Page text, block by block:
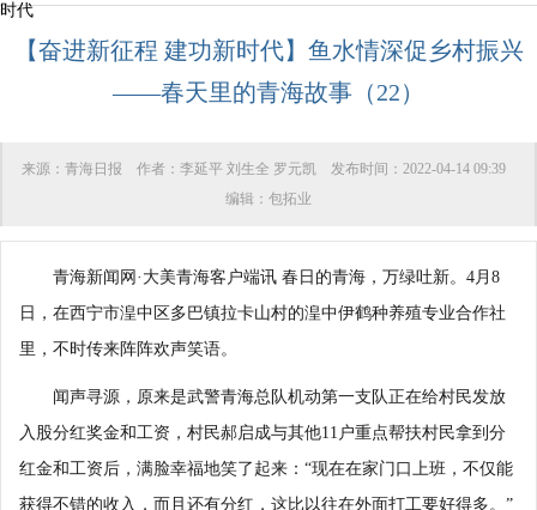
时代
【奋进新征程 建功新时代】鱼水情深促乡村振兴
——春天里的青海故事（22）
来源： 青海日报 作者： 李延平 刘生全 罗元凯 发布时间： 2022-04-14 09:39
编辑： 包拓业
青海新闻网·大美青海客户端讯 春日的青海，万绿吐新。4月8
日，在西宁市湟中区多巴镇拉卡山村的湟中伊鹤种养殖专业合作社
里，不时传来阵阵欢声笑语。
闻声寻源，原来是武警青海总队机动第一支队正在给村民发放
入股分红奖金和工资，村民郝启成与其他11户重点帮扶村民拿到分
红金和工资后，满脸幸福地笑了起来：“现在在家门口上班，不仅能
获得不错的收入，而且还有分红，这比以往在外面打工要好得多。”